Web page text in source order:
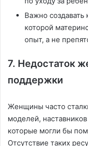
Важно создавать
которой
опыт, а не
7. Недостаток
поддержки
Женщины часто
моделей,
которые могли бы
Отсутствие таких